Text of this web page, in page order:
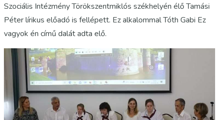
Szociális Intézmény Törökszentmiklós székhelyén élő Tamási
Péter lírikus előadó is fellépett. Ez alkalommal Tóth Gabi Ez
vagyok én című dalát adta elő.